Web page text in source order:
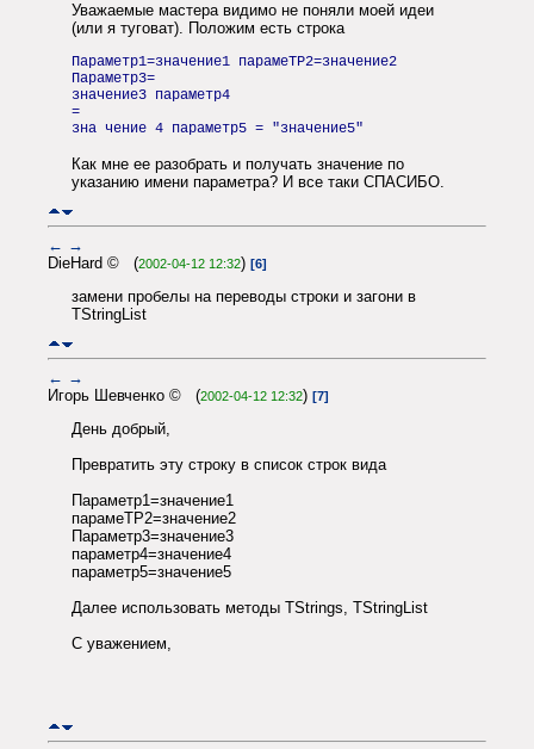
Уважаемые мастера видимо не поняли моей идеи
(или я туговат). Положим есть строка
Параметр1=значение1 парамеТР2=значение2
Параметр3=
значение3 параметр4
=
зна чение 4 параметр5 = "значение5"
Как мне ее разобрать и получать значение по
указанию имени параметра? И все таки СПАСИБО.
← →
DieHard © (2002-04-12 12:32) [6]
замени пробелы на переводы строки и загони в
TStringList
← →
Игорь Шевченко © (2002-04-12 12:32) [7]
День добрый,
Превратить эту строку в список строк вида
Параметр1=значение1
парамеТР2=значение2
Параметр3=значение3
параметр4=значение4
параметр5=значение5
Далее использовать методы TStrings, TStringList
С уважением,